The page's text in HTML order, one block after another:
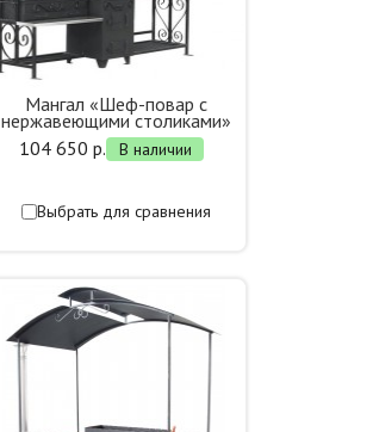
Мангал «Шеф-повар с
нержавеющими столиками»
104 650 р.
В наличии
Выбрать для сравнения